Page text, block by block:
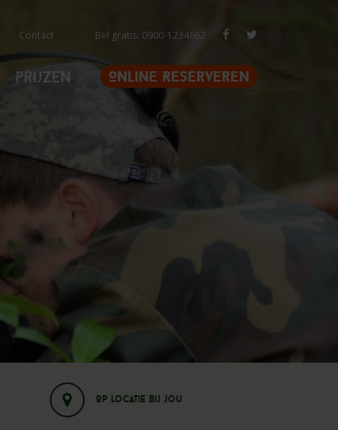
Contact Bel gratis: 0900-1234682
Prijzen Online Reserveren
Op locatie bij jou